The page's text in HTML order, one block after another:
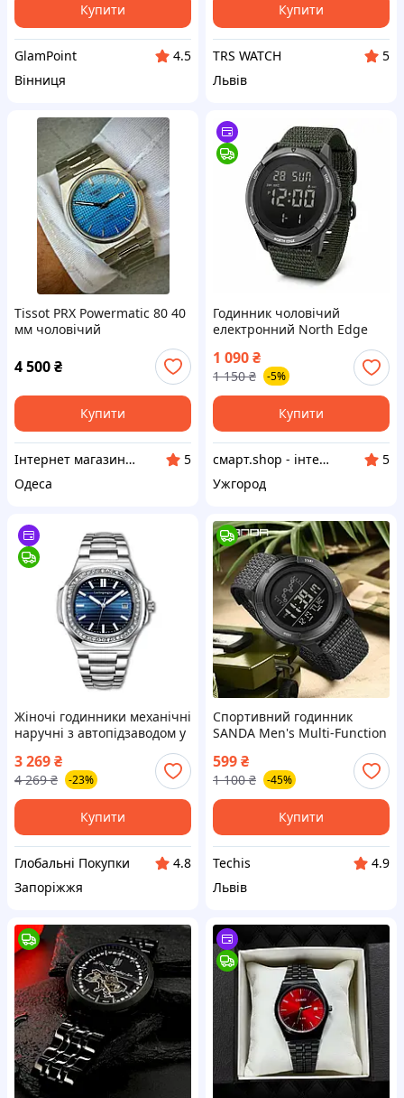
Купити
GlamPoint
4.5
Вінниця
Купити
TRS WATCH
5
Львів
Tissot PRX Powermatic 80 40
мм чоловічий
автоматичний годинник
градієнт циферблат сталь
4 500₴
Купити
Інтернет магазин "Тік-Турбо"
5
Одеса
Годинник чоловічий
електронний North Edge
Terrax (Green) водостійкий,
тактичний, протиударний
1 090₴
1 150 ₴ -5%
Купити
смарт.shop - інтернет магазин електроніки
5
Ужгород
Жіночі годинники механічні
наручні з автопідзаводом у
стильні, недорогі брендові
годинники
3 269₴
4 269 ₴ -23%
Купити
Глобальні Покупки
4.8
Запоріжжя
Спортивний годинник
SANDA Men's Multi-Function
(чорний, водостійкість 50 м)
599₴
1 100 ₴ -45%
Купити
Techis
4.9
Львів